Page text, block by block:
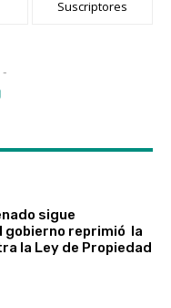
Suscriptores
-
sigue
gobierno reprimió la
la Ley de Propiedad